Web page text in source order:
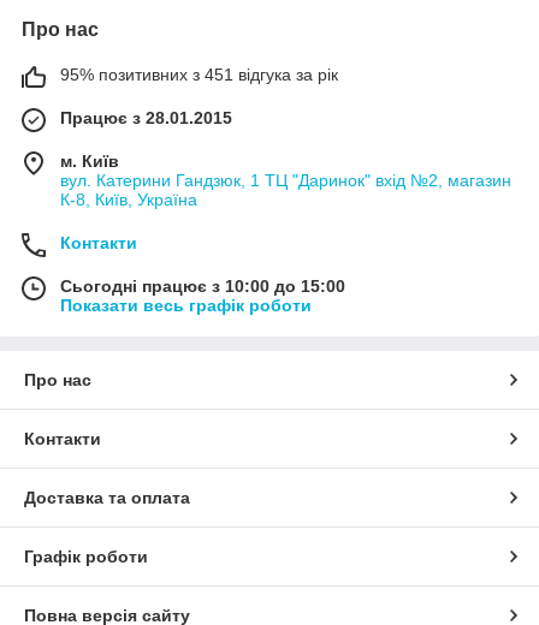
Про нас
95% позитивних з 451 відгука за рік
Працює з 28.01.2015
м. Київ
вул. Катерини Гандзюк, 1 ТЦ "Даринок" вхід №2, магазин
К-8, Київ, Україна
Контакти
Сьогодні працює з 10:00 до 15:00
Показати весь графік роботи
Про нас
Контакти
Доставка та оплата
Графік роботи
Повна версія сайту